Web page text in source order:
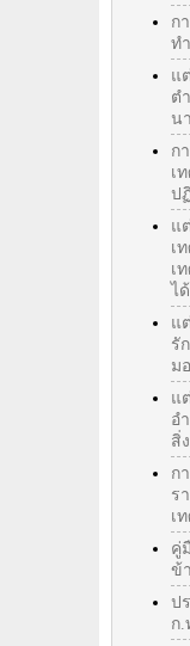
ก
ท
แ
ต
น
ก
เ
ป
แ
เ
เ
ได้
แ
รั
ม
แ
อ
สิ่
ก
ร
เ
คู่
ข้
ป
ก.